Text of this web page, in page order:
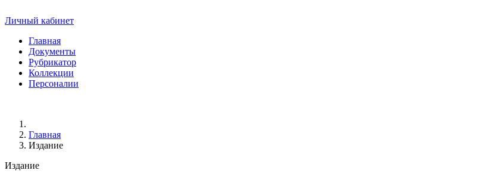
Личный кабинет
Главная
Документы
Рубрикатор
Коллекции
Персоналии
Главная
Издание
Издание